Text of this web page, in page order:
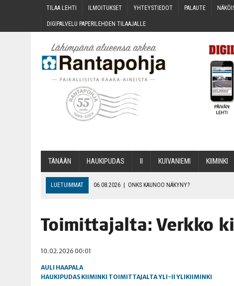
TILAA LEH­TI ILMOI­TUK­SET YHTEYS­TIE­DOT PALAU­TE
DIGI­PAL­VE­LU PAPE­RI­LEH­DEN TILAAJALLE
TÄNÄÄN HAU­KI­PU­DAS KUI­VA­NIE­MI KII­MIN­KI
LUETUIMMAT 06.08.2026 | ONKS KAU­NOO NÄKYNY?
06.08.2026 | OPIN­TOI­HIN KAN­SA­LAIS­OPIS­TOS­SA VOI SAA­DA AVUSTUSTA
TOI­VEI­DEN KOTI IISTÄ!
06.08.2026 | KII­MIN­KI­PÄI­VÄT JÄR­JES­TE­TÄÄN PERIN­TEI­TÄ KUNNIOITTAEN
Toi­mit­ta­jal­ta: Verk­ko
10.02.2026 00:01
AULI HAAPALA
HAUKIPUDAS KIIMINKI TOIMITTAJALTAYLI-II YLIKIIMINKI